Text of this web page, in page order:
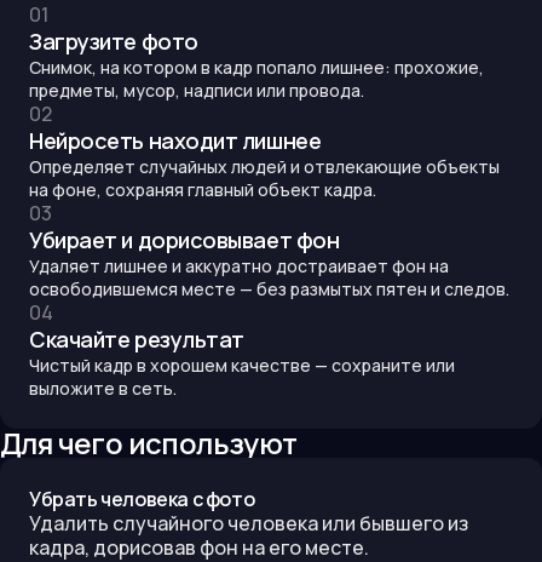
01
Загрузите фото
Снимок, на котором в кадр попало лишнее: прохожие,
предметы, мусор, надписи или провода.
02
Нейросеть находит лишнее
Определяет случайных людей и отвлекающие объекты
на фоне, сохраняя главный объект кадра.
03
Убирает и дорисовывает фон
Удаляет лишнее и аккуратно достраивает фон на
освободившемся месте — без размытых пятен и следов.
04
Скачайте результат
Чистый кадр в хорошем качестве — сохраните или
выложите в сеть.
Для чего используют
Убрать человека с фото
Удалить случайного человека или бывшего из
кадра, дорисовав фон на его месте.